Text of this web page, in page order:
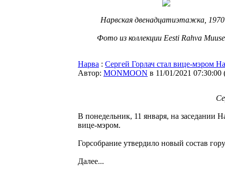
Нарвская двенадцатиэтажка, 1970
Фото из коллекции Eesti Rahva
Нарва : Сергей Горлач стал вице-мэром
Автор: MONMOON в 11/01/2021 07:30:00
В понедельник, 11 января, на заседании
вице-мэром.
Горсобрание утвердило новый состав
Далее...